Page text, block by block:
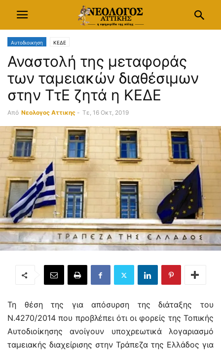
Αυτοδιοικηση ΚΕΔΕ
Αναστολή της μεταφοράς
των ταμειακών διαθέσιμων
στην ΤτΕ ζητά η ΚΕΔΕ
Από Νεολογος Αττικης - Τε, 16 Οκτ, 2019
Τη θέση της για απόσυρση της διάταξης του
Ν.4270/2014 που προβλέπει ότι οι φορείς της Τοπικής
Αυτοδιοίκησης ανοίγουν υποχρεωτικά λογαριασμό
ταμειακής διαχείρισης στην Τράπεζα της Ελλάδος για